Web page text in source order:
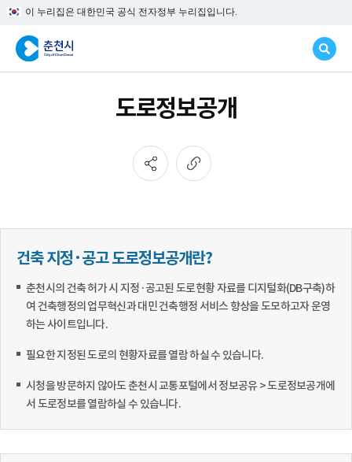
이 누리집은 대한민국 공식 전자정부 누리집입니다.
도로정보공개
건축 지정·공고 도로정보공개란?
춘천시의 건축 허가 시 지정·공고된 도로현황 자료를 디지털화(DB구축)하
여 건축행정의 업무혁신과 대민 건축행정 서비스 향상을 도모하고자 운영
하는 사이트입니다.
필요한 지정된 도로의 현황자료를 열람 하실 수 있습니다.
시청을 방문하지 않아도 춘천시 교통포털에서 정보공유 > 도로정보공개에
서 도로정보를 열람하실 수 있습니다.